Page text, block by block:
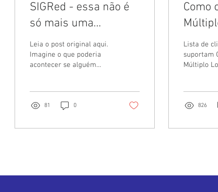
SIGRed - essa não é
só mais uma
vulnerabilidade -
atualize agora e pare
a próxima pandemia
virtual
Leia o post original aqui.
Imagine o que poderia
acontecer se alguém
81 0
Como
Point
Lista de
suportam
Múltiplo
VPN...826